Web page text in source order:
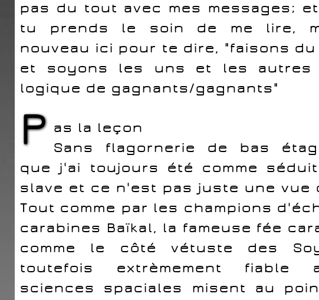
pas du tout avec mes messages;
tu prends le soin de me lire,
nouveau ici pour te dire, "faisons du
et soyons les uns et les autres
logique de gagnants/gagnants"
P as la leçon
Sans flagornerie de bas
que j'ai toujours été comme
slave et ce n'est pas juste une vue
Tout comme par les champions
carabines Baïkal, la fameuse fée
comme le côté vétuste des
toutefois extrèmement fiable
sciences spaciales misent au